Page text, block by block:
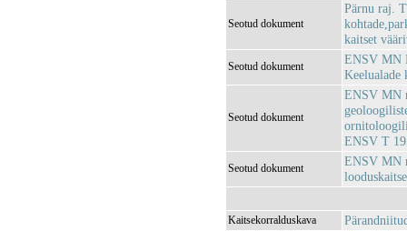
Seotud dokument
Pärnu raj.
kaitset
Seotud dokument
ENSV MN
Keelualade
Seotud dokument
ENSV MN
ENSV T
Seotud dokument
ENSV MN
Kaitsekorralduskava